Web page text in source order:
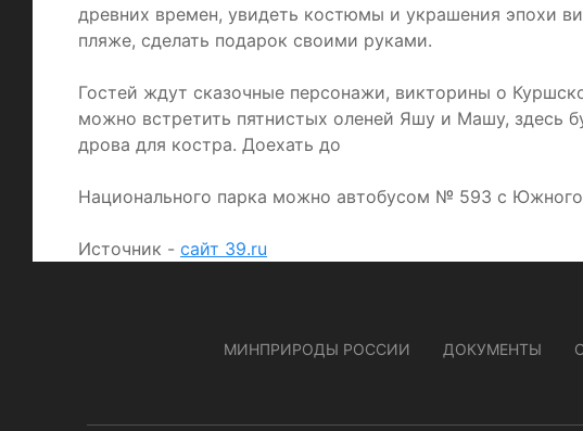
древних времен, увидеть костюмы и украшения эпохи
пляже, сделать подарок своими руками.
Гостей ждут сказочные персонажи, викторины о
можно встретить пятнистых оленей Яшу и Машу, здесь
дрова для костра. Доехать до
Национального парка можно автобусом № 593 с Южного
Источник - сайт 39.ru
МИНПРИРОДЫ РОССИИ ДОКУМЕНТЫ